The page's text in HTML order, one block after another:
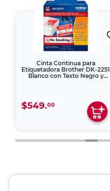
Cinta Continua para
Etiquetadora Brother DK‑2251
Blanco con Texto Negro y
$549.00